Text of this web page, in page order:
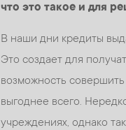
что это такое и для
В наши дни кредиты
Это создает для
возможность
выгоднее всего.
учреждениях, однако